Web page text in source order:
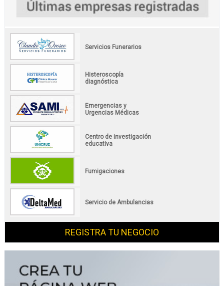
Servicios Funerarios
Histeroscopía
diagnóstica
Emergencias y
Urgencias Médicas
Centro de investigación
educativa
Fumigaciones
Servicio de Ambulancias
REGISTRA TU NEGOCIO